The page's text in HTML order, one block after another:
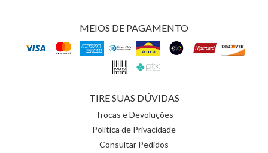
MEIOS DE PAGAMENTO
TIRE SUAS DÚVIDAS
Trocas e Devoluções
Política de Privacidade
Consultar Pedidos